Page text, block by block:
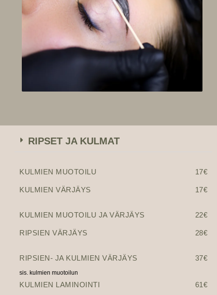
RIPSET JA KULMAT
KULMIEN MUOTOILU 17€
KULMIEN VÄRJÄYS 17€
KULMIEN MUOTOILU JA VÄRJÄYS 22€
RIPSIEN VÄRJÄYS 28€
RIPSIEN- JA KULMIEN VÄRJÄYS 37€
sis. kulmien muotoilun
KULMIEN LAMINOINTI 61€